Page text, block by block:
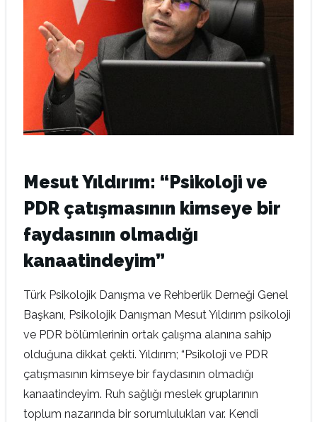
Mesut Yıldırım: “Psikoloji ve
PDR çatışmasının kimseye bir
faydasının olmadığı
kanaatindeyim”
Türk Psikolojik Danışma ve Rehberlik Derneği Genel
Başkanı, Psikolojik Danışman Mesut Yıldırım psikoloji
ve PDR bölümlerinin ortak çalışma alanına sahip
olduğuna dikkat çekti. Yıldırım; “Psikoloji ve PDR
çatışmasının kimseye bir faydasının olmadığı
kanaatindeyim. Ruh sağlığı meslek gruplarının
toplum nazarında bir sorumlulukları var. Kendi